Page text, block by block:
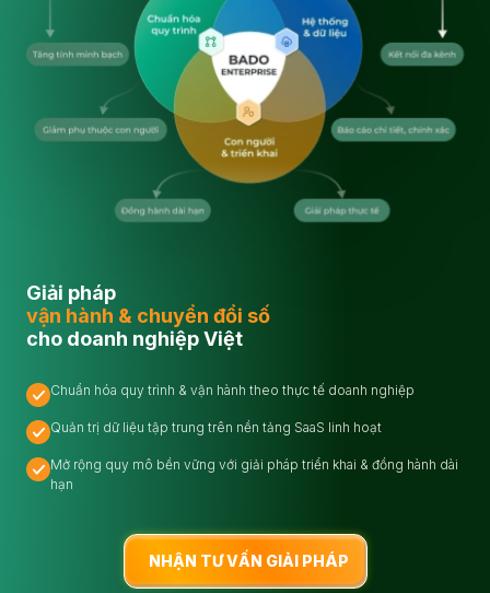
Giải pháp
vận hành & chuyển đổi số
cho doanh nghiệp Việt
Chuẩn hóa quy trình & vận hành theo thực tế doanh nghiệp
Quản trị dữ liệu tập trung trên nền tảng SaaS linh hoạt
Mở rộng quy mô bền vững với giải pháp triển khai & đồng hành dài
hạn
NHẬN TƯ VẤN GIẢI PHÁP